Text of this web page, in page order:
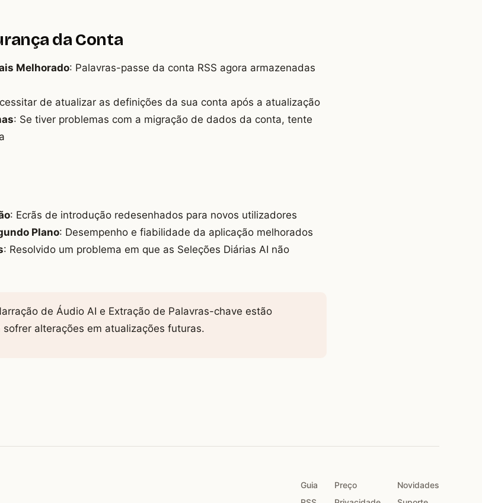
da Conta
Melhorado: Palavras-passe da conta RSS agora armazenadas
de atualizar as definições da sua conta após a atualização
: Se tiver problemas com a migração de dados da conta, tente
: Ecrãs de introdução redesenhados para novos utilizadores
Plano: Desempenho e fiabilidade da aplicação melhorados
: Resolvido um problema em que as Seleções Diárias AI não
de Áudio AI e Extração de Palavras-chave estão
alterações em atualizações futuras.
Guia Preço
Novidades